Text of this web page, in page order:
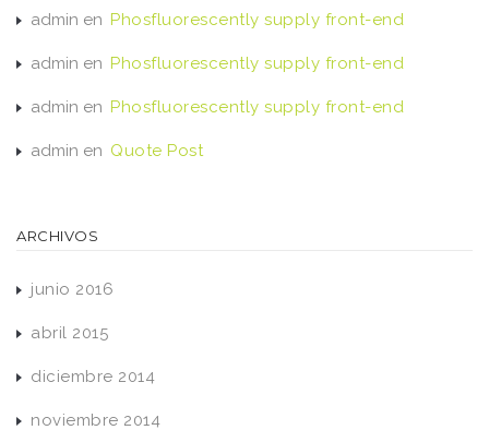
admin en Phosfluorescently supply front-end
admin en Phosfluorescently supply front-end
admin en Phosfluorescently supply front-end
admin en Quote Post
ARCHIVOS
junio 2016
abril 2015
diciembre 2014
noviembre 2014